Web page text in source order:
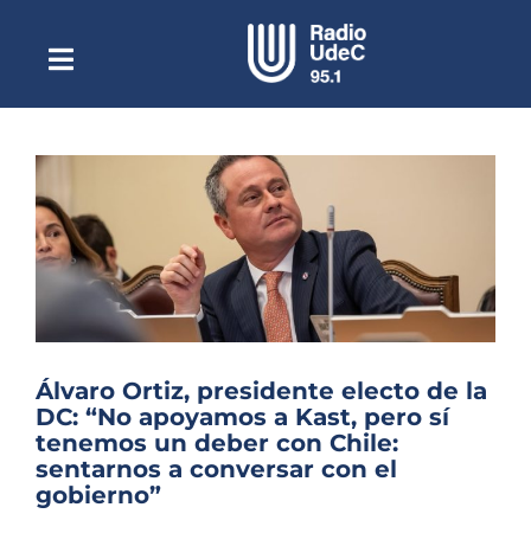
contenidoToggle
NavigationEscuchar Radio UdeC en vivo
Quiénes Somos
Programación
Podcast
Noticias
Columnas
Música Clásica
Álvaro Ortiz, presidente electo de la
DC: “No apoyamos a Kast, pero sí
tenemos un deber con Chile:
sentarnos a conversar con el
gobierno”